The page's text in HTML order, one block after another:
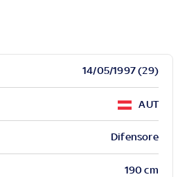
14/05/1997 (29)
AUT
Difensore
190 cm